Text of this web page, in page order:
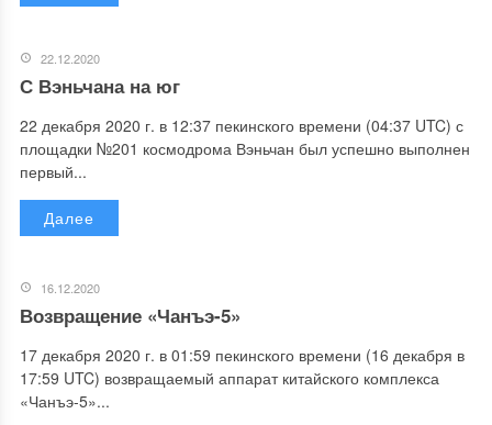
22.12.2020
С Вэньчана на юг
22 декабря 2020 г. в 12:37 пекинского времени (04:37 UTC) с
площадки №201 космодрома Вэньчан был успешно выполнен
первый...
Далее
16.12.2020
Возвращение «Чанъэ-5»
17 декабря 2020 г. в 01:59 пекинского времени (16 декабря в
17:59 UTC) возвращаемый аппарат китайского комплекса
«Чанъэ-5»...